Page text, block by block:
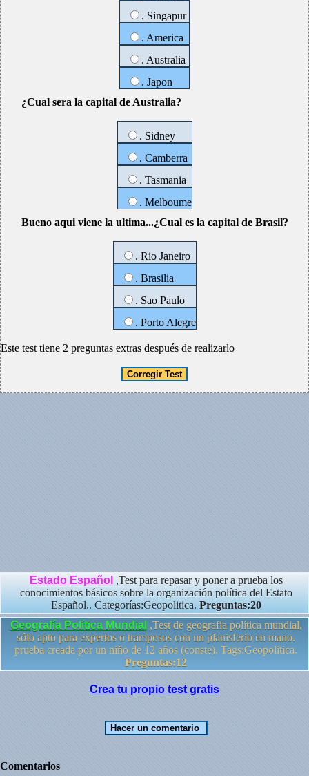
. Singapur
. America
. Australia
. Japon
¿Cual sera la capital de Australia?
. Sidney
. Camberra
. Tasmania
. Melboume
Bueno aqui viene la ultima...¿Cual es la capital de Brasil?
. Rio Janeiro
. Brasilia
. Sao Paulo
. Porto Alegre
Este test tiene 2 preguntas extras después de realizarlo
Estado Español ,Test para repasar y poner a prueba los
conocimientos básicos sobre la organización política del Estato
Español.. Categorías:Geopolitica. Preguntas:20
Geografía Política Mundial ,Test de geografía política mundial,
sólo apto para expertos o tramposos con un planisferio en mano.
prueba creada por un niño de 12 años (conste). Tags:Geopolitica.
Preguntas:12
Crea tu propio test gratis
Comentarios